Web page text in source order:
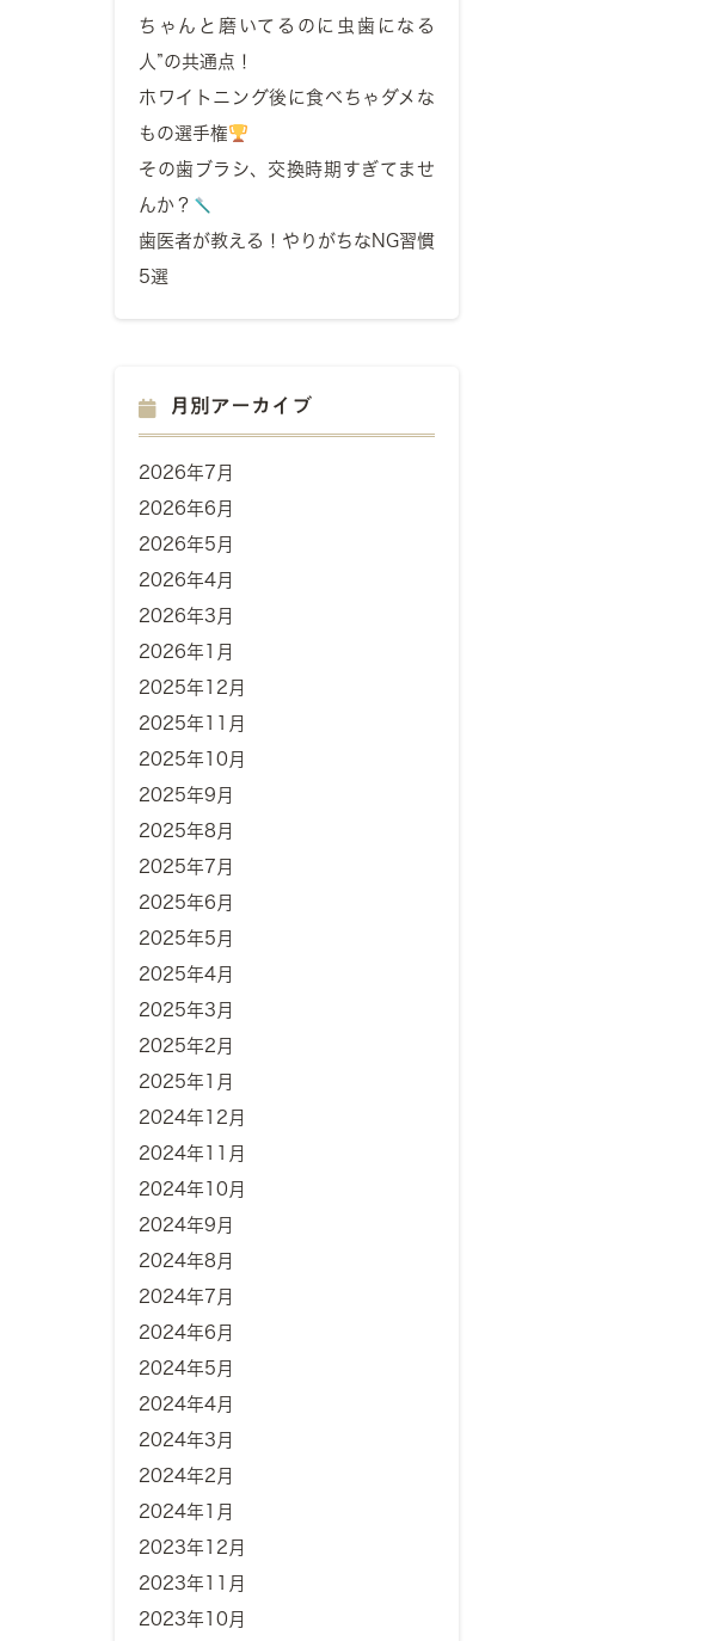
ちゃんと磨いてるのに虫歯になる
人”の共通点！
ホワイトニング後に食べちゃダメな
もの選手権
その歯ブラシ、交換時期すぎてませ
んか？
歯医者が教える！やりがちなNG習慣
5選
月別アーカイブ
2026年7月
2026年6月
2026年5月
2026年4月
2026年3月
2026年1月
2025年12月
2025年11月
2025年10月
2025年9月
2025年8月
2025年7月
2025年6月
2025年5月
2025年4月
2025年3月
2025年2月
2025年1月
2024年12月
2024年11月
2024年10月
2024年9月
2024年8月
2024年7月
2024年6月
2024年5月
2024年4月
2024年3月
2024年2月
2024年1月
2023年12月
2023年11月
2023年10月